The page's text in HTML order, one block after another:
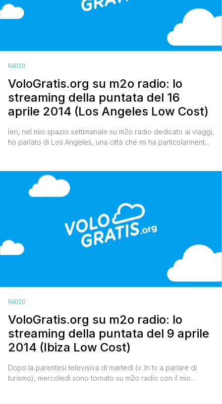
RADIO
VoloGratis.org su m2o radio: lo
streaming della puntata del 16
aprile 2014 (Los Angeles Low Cost)
Ieri, nel mio spazio settimanale su m2o radio dedicato ai viaggi,
ho parlato di Los Angeles, una città che mi ha particolarmente
poi e in qualsiasi momento collegandovi a questa pagina,
scegliendo [']
RADIO
VoloGratis.org su m2o radio: lo
streaming della puntata del 9 aprile
2014 (Ibiza Low Cost)
Dopo la parentesi televisiva di martedì (v. In tv a parlare di
turismo), mercoledì sono tornato su m2o radio con il mio